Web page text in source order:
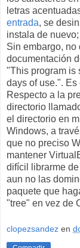
letras
entrada, se
instala de
Sin embargo,
documentación
"This program is
days of use.".
Respecto a la
directorio
el directorio en
Windows, a
que no preciso
mantener
difícil librarme
aun no las
paquete que
"tree" en vez de
clopezsandez en